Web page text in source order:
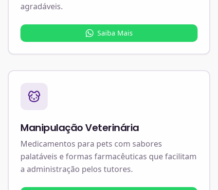
agradáveis.
Saiba Mais
Manipulação Veterinária
Medicamentos para pets com sabores
palatáveis e formas farmacêuticas que facilitam
a administração pelos tutores.